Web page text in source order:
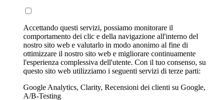
Accettando questi servizi, possiamo monitorare il
comportamento dei clic e della navigazione all'interno del
nostro sito web e valutarlo in modo anonimo al fine di
ottimizzare il nostro sito web e migliorare continuamente
l'esperienza complessiva dell'utente. Con il tuo consenso, su
questo sito web utilizziamo i seguenti servizi di terze parti:
Google Analytics, Clarity, Recensioni dei clienti su Google,
A/B-Testing